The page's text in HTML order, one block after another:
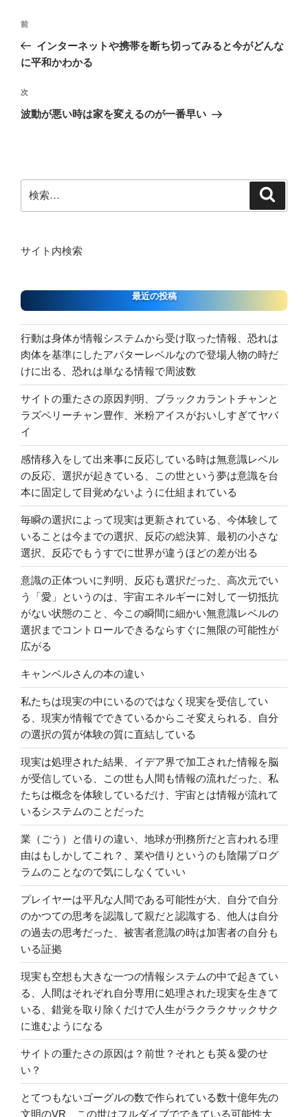
投
ナ
ゲ
ー
前
の
投
前
インターネットや携帯を断ち切ってみると今がどんな
に平和かわかる
次
の
次
波動が悪い時は家を変えるのが一番早い
索:
サイト内検索
最近の投稿
行動は身体が情報システムから受け取った情報、恐れは
肉体を基準にしたアバターレベルなので登場人物の時だ
けに出る、恐れは単なる情報で周波数
サイトの重たさの原因判明、ブラックカラントチャンと
ラズベリーチャン豊作、米粉アイスがおいしすぎてヤバ
イ
感情移入をして出来事に反応している時は無意識レベル
の反応、選択が起きている、この世という夢は意識を台
本に固定して目覚めないように仕組まれている
毎瞬の選択によって現実は更新されている、今体験して
いることは今までの選択、反応の総決算、最初の小さな
選択、反応でもうすでに世界が違うほどの差が出る
意識の正体ついに判明、反応も選択だった、高次元でい
う「愛」というのは、宇宙エネルギーに対して一切抵抗
がない状態のこと、今この瞬間に細かい無意識レベルの
選択までコントロールできるならすぐに無限の可能性が
広がる
キャンベルさんの本の違い
私たちは現実の中にいるのではなく現実を受信してい
る、現実が情報でできているからこそ変えられる、自分
の選択の質が体験の質に直結している
現実は処理された結果、イデア界で加工された情報を脳
が受信している、この世も人間も情報の流れだった、私
たちは概念を体験しているだけ、宇宙とは情報が流れて
いるシステムのことだった
業（ごう）と借りの違い、地球が刑務所だと言われる理
由はもしかしてこれ？、業や借りというのも陰陽プログ
ラムのことなので気にしなくていい
プレイヤーは平凡な人間である可能性が大、自分で自分
のかつての思考を認識して親だと認識する、他人は自分
の過去の思考だった、被害者意識の時は加害者の自分も
いる証拠
現実も空想も大きな一つの情報システムの中で起きてい
る、人間はそれぞれ自分専用に処理された現実を生きて
いる、錯覚を取り除くだけで人生がラクラクサックサク
に進むようになる
サイトの重たさの原因は？前世？それとも英＆愛のせ
い？
とてつもないゴーグルの数で作られている数十億年先の
文明のVR、この世はフルダイブでできている可能性大、